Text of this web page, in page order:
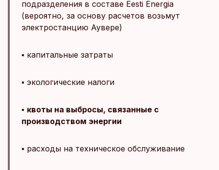
подразделения в составе Eesti Energia
(вероятно, за основу расчетов возьмут
электростанцию Аувере)
▪️ капитальные затраты
▪️ экологические налоги
▪️ квоты на выбросы, связанные с
производством энергии
▪️ расходы на техническое обслуживание